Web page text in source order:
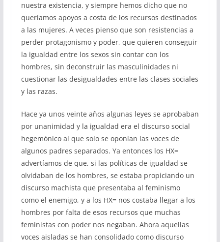
nuestra existencia, y siempre hemos dicho que no
queríamos apoyos a costa de los recursos destinados
a las mujeres. A veces pienso que son resistencias a
perder protagonismo y poder, que quieren conseguir
la igualdad entre los sexos sin contar con los
hombres, sin deconstruir las masculinidades ni
cuestionar las desigualdades entre las clases sociales
y las razas.
Hace ya unos veinte años algunas leyes se aprobaban
por unanimidad y la igualdad era el discurso social
hegemónico al que solo se oponían las voces de
algunos padres separados. Ya entonces los HX=
advertíamos de que, si las políticas de igualdad se
olvidaban de los hombres, se estaba propiciando un
discurso machista que presentaba al feminismo
como el enemigo, y a los HX= nos costaba llegar a los
hombres por falta de esos recursos que muchas
feministas con poder nos negaban. Ahora aquellas
voces aisladas se han consolidado como discurso